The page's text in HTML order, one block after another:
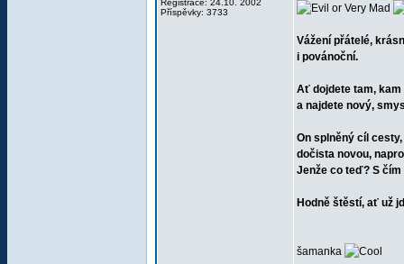
Registrace: 24.10. 2002
Příspěvky: 3733
Vážení přátelé,
i povánoční.
Ať dojdete tam,
a najdete nový,
On splněný cíl
dočista novou,
Jenže co teď? S
Hodně štěstí, ať už
šamanka